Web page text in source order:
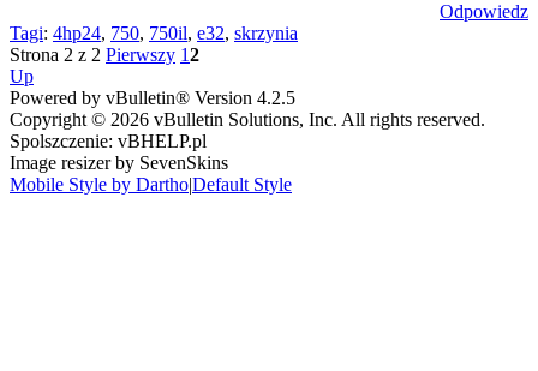
Odpowiedz
Tagi: 4hp24, 750, 750il, e32, skrzynia
Strona 2 z 2 Pierwszy 12
Up
Powered by vBulletin® Version 4.2.5
Copyright © 2026 vBulletin Solutions, Inc. All rights reserved.
Spolszczenie: vBHELP.pl
Image resizer by SevenSkins
Mobile Style by Dartho|Default Style